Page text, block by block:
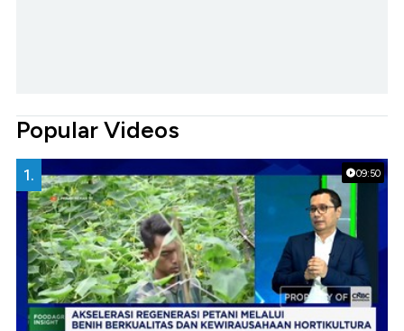
Popular Videos
09:50
1.